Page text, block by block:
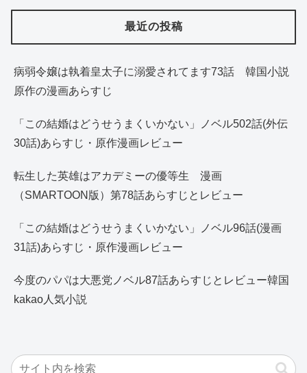
最近の投稿
病弱令嬢は執着皇太子に溺愛されてます73話 韓国小説
原作の漫画あらすじ
「この結婚はどうせうまくいかない」ノベル502話(外伝
30話)あらすじ・原作漫画レビュー
転生した英雄はアカデミーの優等生 漫画
（SMARTOON版）第78話あらすじとレビュー
「この結婚はどうせうまくいかない」ノベル96話(漫画
31話)あらすじ・原作漫画レビュー
今度のパパは大悪党ノベル87話あらすじとレビュー韓国
kakao人気小説